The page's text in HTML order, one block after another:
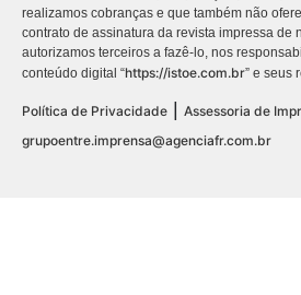
realizamos cobranças e que também não
contrato de assinatura da revista impressa de
autorizamos terceiros a fazê-lo, nos
conteúdo digital “https://istoe.com.br” e seus
Política de Privacidade
Assessoria de
grupoentre.imprensa@agenciafr.com.br